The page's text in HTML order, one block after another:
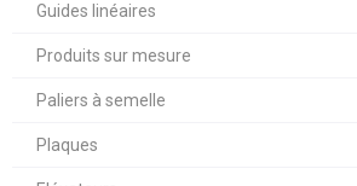
Guides linéaires
Produits sur mesure
Paliers à semelle
Plaques